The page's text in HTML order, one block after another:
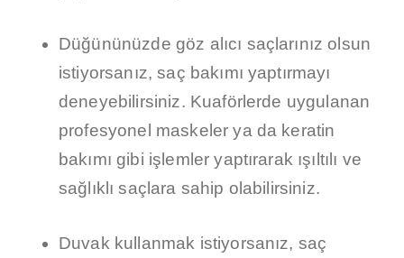
Düğününüzde göz alıcı saçlarınız olsun
istiyorsanız, saç bakımı yaptırmayı
deneyebilirsiniz. Kuaförlerde uygulanan
profesyonel maskeler ya da keratin
bakımı gibi işlemler yaptırarak ışıltılı ve
sağlıklı saçlara sahip olabilirsiniz.
Duvak kullanmak istiyorsanız, saç